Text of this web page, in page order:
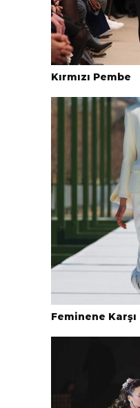
Kırmızı Pembe
Feminene Karşı